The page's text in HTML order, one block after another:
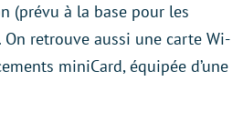
(prévu à la base pour les
On retrouve aussi une carte Wi-
miniCard, équipée d’une